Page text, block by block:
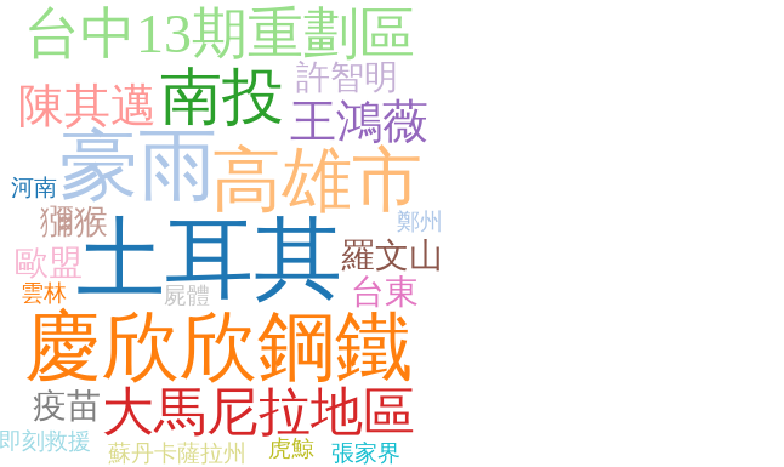
土耳其
豪雨
慶欣欣鋼鐵
高雄市
南投
台中13期重劃區
大馬尼拉地區
陳其邁 王鴻薇
許智明
羅文山
獼猴
台東
歐盟
疫苗
屍體
虎鯨
蘇丹卡薩拉州 張家界
即刻救援
河南
鄭州
雲林